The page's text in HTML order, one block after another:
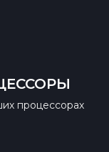
процессорах